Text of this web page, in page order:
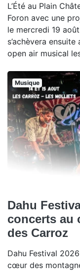
L’Été au Plain
Foron avec une
le mercredi 19
s’achèvera
open air musical
Musique
Dahu
concerts au
des Carroz
Dahu Festival
cœur des